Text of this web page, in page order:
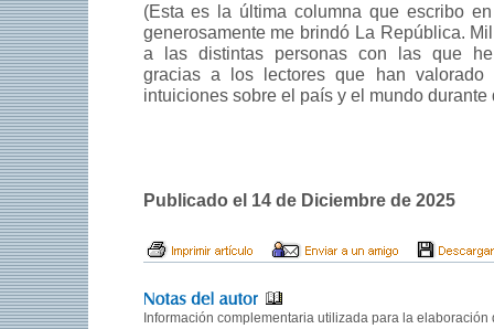
(Esta es la última columna que escribo
generosamente me brindó La República.
a las distintas personas con las que
gracias a los lectores que han valorado
intuiciones sobre el país y el mundo durante
Publicado el 14 de Diciembre de 2025
Información complementaria utilizada para la elaboración